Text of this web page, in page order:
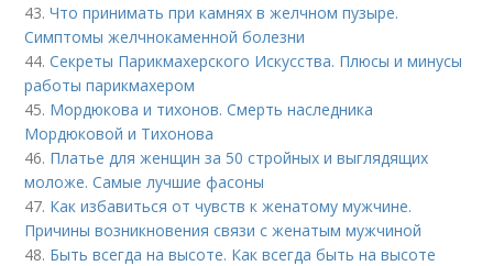
43.Что принимать при камнях в желчном пузыре.
Симптомы желчнокаменной болезни
44.Секреты Парикмахерского Искусства. Плюсы и минусы
работы парикмахером
45. Мордюкова и тихонов. Смерть наследника
Мордюковой и Тихонова
46. Платье для женщин за 50 стройных и выглядящих
моложе. Самые лучшие фасоны
47. Как избавиться от чувств к женатому мужчине.
Причины возникновения связи с женатым мужчиной
48. Быть всегда на высоте. Как всегда быть на высоте